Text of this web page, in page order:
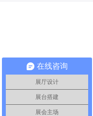
综合
经验丰富
在线咨询
展厅设计
展台搭建
展会主场